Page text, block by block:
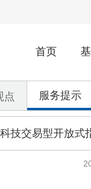
首页
点 服务提示
技交易型开放